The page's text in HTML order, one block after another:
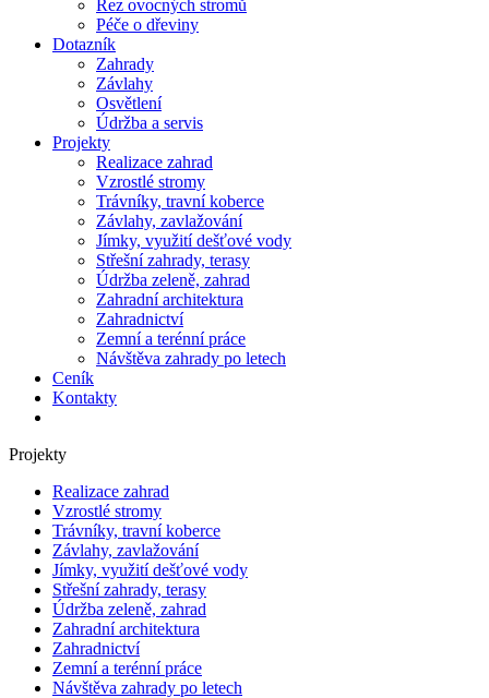
Řez ovocných stromů
Péče o dřeviny
Dotazník
Zahrady
Závlahy
Osvětlení
Údržba a servis
Projekty
Realizace zahrad
Vzrostlé stromy
Trávníky, travní koberce
Závlahy, zavlažování
Jímky, využití dešťové vody
Střešní zahrady, terasy
Údržba zeleně, zahrad
Zahradní architektura
Zahradnictví
Zemní a terénní práce
Návštěva zahrady po letech
Ceník
Kontakty
Projekty
Realizace zahrad
Vzrostlé stromy
Trávníky, travní koberce
Závlahy, zavlažování
Jímky, využití dešťové vody
Střešní zahrady, terasy
Údržba zeleně, zahrad
Zahradní architektura
Zahradnictví
Zemní a terénní práce
Návštěva zahrady po letech